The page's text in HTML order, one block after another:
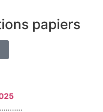
papiers